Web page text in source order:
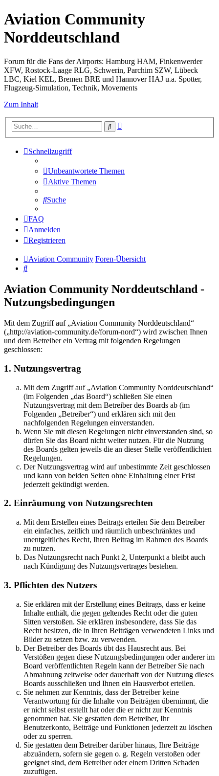
Aviation Community
Norddeutschland
Forum für die Fans der Airports: Hamburg HAM, Finkenwerder
XFW, Rostock-Laage RLG, Schwerin, Parchim SZW, Lübeck
LBC, Kiel KEL, Bremen BRE und Hannover HAJ u.a. Spotter,
Flugzeug-Simulation, Technik, Movements
Zum Inhalt
Suche
Schnellzugriff
Unbeantwortete Themen
Aktive Themen
Suche
FAQ
Anmelden
Registrieren
Aviation Community Foren-Übersicht
Suche
Aviation Community Norddeutschland -
Nutzungsbedingungen
Mit dem Zugriff auf „Aviation Community Norddeutschland“
(„http://aviation-community.de/forum-nord“) wird zwischen Ihnen
und dem Betreiber ein Vertrag mit folgenden Regelungen
geschlossen:
1. Nutzungsvertrag
Mit dem Zugriff auf „Aviation Community Norddeutschland“
(im Folgenden „das Board“) schließen Sie einen
Nutzungsvertrag mit dem Betreiber des Boards ab (im
Folgenden „Betreiber“) und erklären sich mit den
nachfolgenden Regelungen einverstanden.
Wenn Sie mit diesen Regelungen nicht einverstanden sind, so
dürfen Sie das Board nicht weiter nutzen. Für die Nutzung
des Boards gelten jeweils die an dieser Stelle veröffentlichten
Regelungen.
Der Nutzungsvertrag wird auf unbestimmte Zeit geschlossen
und kann von beiden Seiten ohne Einhaltung einer Frist
jederzeit gekündigt werden.
2. Einräumung von Nutzungsrechten
Mit dem Erstellen eines Beitrags erteilen Sie dem Betreiber
ein einfaches, zeitlich und räumlich unbeschränktes und
unentgeltliches Recht, Ihren Beitrag im Rahmen des Boards
zu nutzen.
Das Nutzungsrecht nach Punkt 2, Unterpunkt a bleibt auch
nach Kündigung des Nutzungsvertrages bestehen.
3. Pflichten des Nutzers
Sie erklären mit der Erstellung eines Beitrags, dass er keine
Inhalte enthält, die gegen geltendes Recht oder die guten
Sitten verstoßen. Sie erklären insbesondere, dass Sie das
Recht besitzen, die in Ihren Beiträgen verwendeten Links und
Bilder zu setzen bzw. zu verwenden.
Der Betreiber des Boards übt das Hausrecht aus. Bei
Verstößen gegen diese Nutzungsbedingungen oder anderer im
Board veröffentlichten Regeln kann der Betreiber Sie nach
Abmahnung zeitweise oder dauerhaft von der Nutzung dieses
Boards ausschließen und Ihnen ein Hausverbot erteilen.
Sie nehmen zur Kenntnis, dass der Betreiber keine
Verantwortung für die Inhalte von Beiträgen übernimmt, die
er nicht selbst erstellt hat oder die er nicht zur Kenntnis
genommen hat. Sie gestatten dem Betreiber, Ihr
Benutzerkonto, Beiträge und Funktionen jederzeit zu löschen
oder zu sperren.
Sie gestatten dem Betreiber darüber hinaus, Ihre Beiträge
abzuändern, sofern sie gegen o. g. Regeln verstoßen oder
geeignet sind, dem Betreiber oder einem Dritten Schaden
zuzufügen.